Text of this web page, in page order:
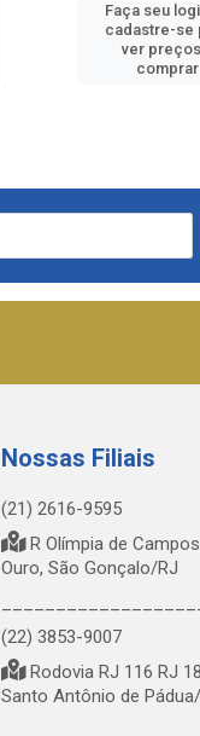
Faça seu
cadastre-se
ver
comprar
Nossas Filiais
(21) 2616-9595
R Olímpia de
Ouro, São Gonçalo/RJ
(22) 3853-9007
Rodovia RJ 116 RJ
Santo Antônio de